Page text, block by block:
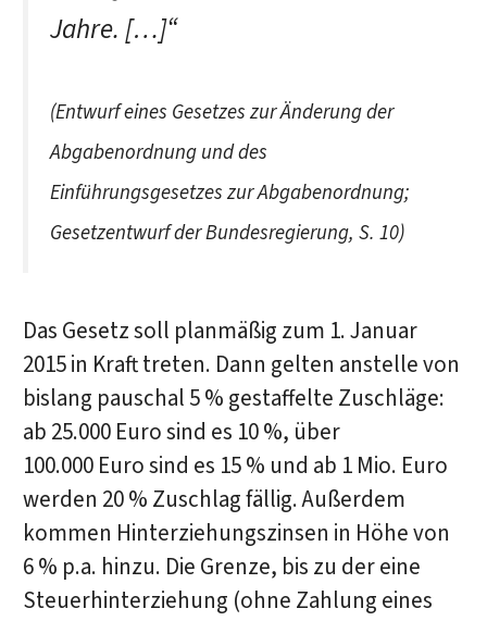
Jahre. […]“
(Entwurf eines Gesetzes zur Änderung der
Abgabenordnung und des
Einführungsgesetzes zur Abgabenordnung;
Gesetzentwurf der Bundesregierung, S. 10)
Das Gesetz soll planmäßig zum 1. Januar
2015 in Kraft treten. Dann gelten anstelle von
bislang pauschal 5 % gestaffelte Zuschläge:
ab 25.000 Euro sind es 10 %, über
100.000 Euro sind es 15 % und ab 1 Mio. Euro
werden 20 % Zuschlag fällig. Außerdem
kommen Hinterziehungszinsen in Höhe von
6 % p.a. hinzu. Die Grenze, bis zu der eine
Steuerhinterziehung (ohne Zahlung eines